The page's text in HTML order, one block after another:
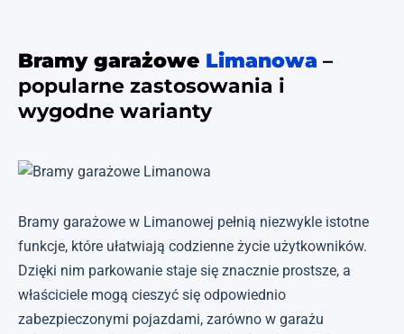
Bramy garażowe Limanowa –
popularne zastosowania i
wygodne warianty
Bramy garażowe w Limanowej pełnią niezwykle istotne
funkcje, które ułatwiają codzienne życie użytkowników.
Dzięki nim parkowanie staje się znacznie prostsze, a
właściciele mogą cieszyć się odpowiednio
zabezpieczonymi pojazdami, zarówno w garażu